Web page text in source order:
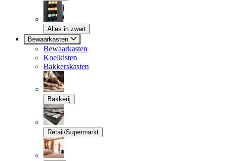
Alles in zwart
Bewaarkasten
Bewaarkasten
Koelkisten
Bakkerskasten
Bakkerij
Retail/Supermarkt